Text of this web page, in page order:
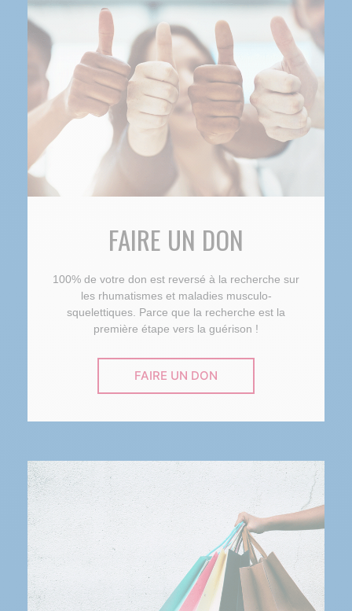
FAIRE UN DON
100% de votre don est reversé à la recherche sur
les rhumatismes et maladies musculo-
squelettiques. Parce que la recherche est la
première étape vers la guérison !
FAIRE UN DON